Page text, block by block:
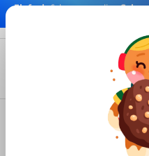
springen
Einfach& bequem online
Befestigungstechnik